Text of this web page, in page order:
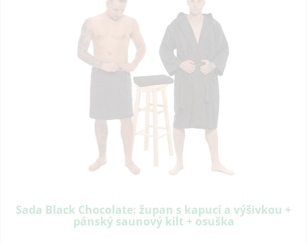
Sada Black Chocolate: župan s kapucí a výšivkou +
pánský saunový kilt + osuška